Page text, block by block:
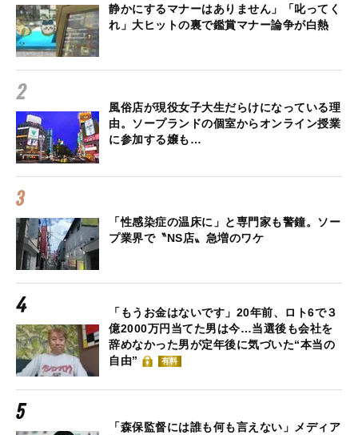
静かにするマナーはありません」「叱ってく
れ」大ヒットの裏で鑑賞マナー論争が白熱
風俗店が現役女子大生だらけになっている理
由。ソープランドの個室からオンライン授業
に参加する嬢も…
「性感染症の温床に」と専門家も警鐘。ソー
プ業界で〝NS店〟急増のワケ
「もうお金はないです」20年前、ロト6で３
億2000万円当てた男は今…当選後も会社を
辞めなかった男が定年後に気づいた“本当の
自由”
有料
「森保監督には誰も何も言えない」メディア